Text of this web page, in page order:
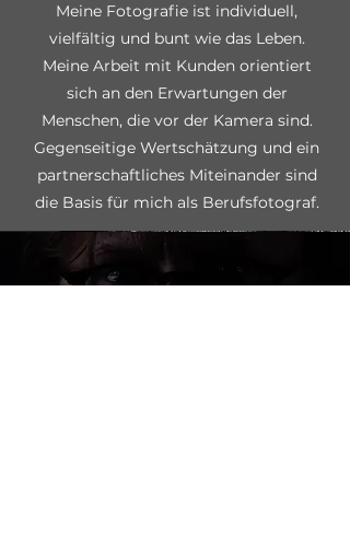
Meine Fotografie ist individuell,
vielfältig und bunt wie das Leben.
Meine Arbeit mit Kunden orientiert
sich an den Erwartungen der
Menschen, die vor der Kamera sind.
Gegenseitige Wertschätzung und ein
partnerschaftliches Miteinander sind
die Basis für mich als Berufsfotograf.